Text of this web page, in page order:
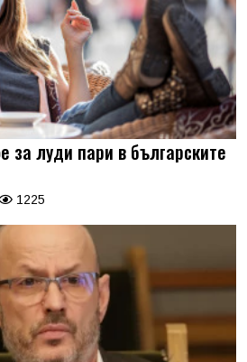
за луди пари в българските
1225